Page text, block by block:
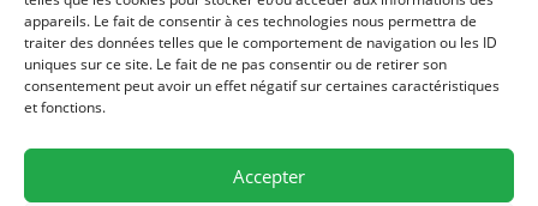
appareils. Le fait de consentir à ces technologies nous permettra de
traiter des données telles que le comportement de navigation ou les ID
uniques sur ce site. Le fait de ne pas consentir ou de retirer son
consentement peut avoir un effet négatif sur certaines caractéristiques
et fonctions.
Accepter
Cliquez pour vous inscrire